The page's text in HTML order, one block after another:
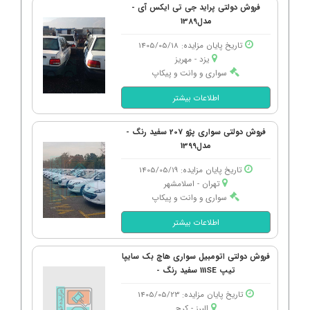
فروش دولتی پراید جی تی ایکس آی -
مدل1389
تاریخ پایان مزایده: 1405/05/18
یزد - مهریز
سواری و وانت و پیکاپ
اطلاعات بیشتر
فروش دولتی سواری پژو 207 سفید رنگ -
مدل1399
تاریخ پایان مزایده: 1405/05/19
تهران - اسلامشهر
سواری و وانت و پیکاپ
اطلاعات بیشتر
فروش دولتی اتومبیل سواری هاچ بک سایپا
تیپ 111SE سفید رنگ -
تاریخ پایان مزایده: 1405/05/23